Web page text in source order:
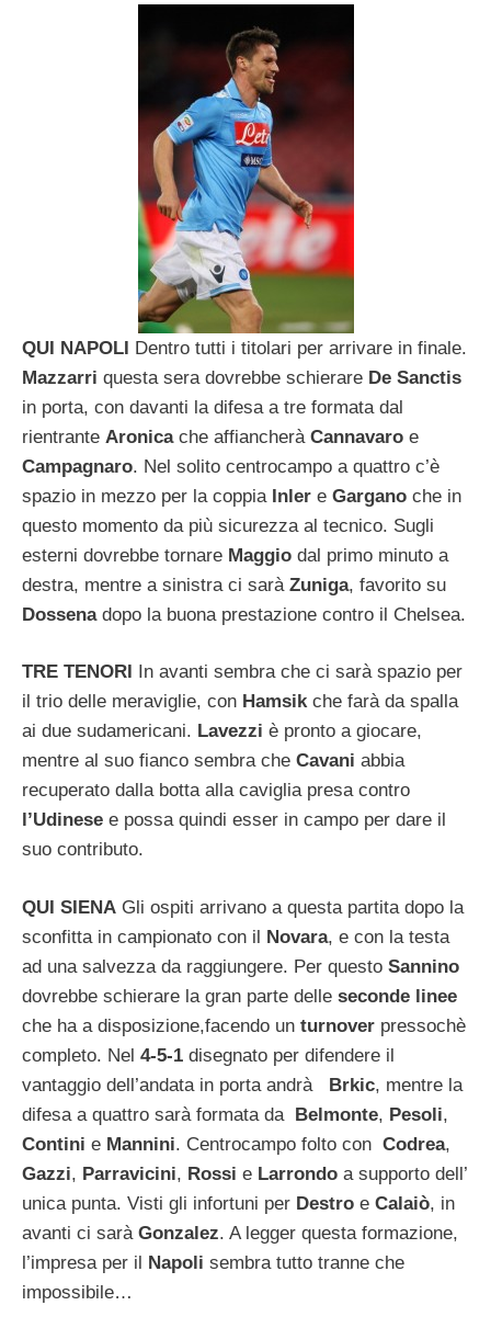
QUI NAPOLI Dentro tutti i titolari per arrivare in finale.
Mazzarri questa sera dovrebbe schierare De Sanctis
in porta, con davanti la difesa a tre formata dal
rientrante Aronicache affiancherà Cannavaro e
Campagnaro. Nel solito centrocampo a quattro c’è
spazio in mezzo per la coppia Inler e Gargano che in
questo momento da più sicurezza al tecnico. Sugli
esterni dovrebbe tornare Maggio dal primo minuto a
destra, mentre a sinistra ci sarà Zuniga, favorito su
Dossenadopo la buona prestazione contro il Chelsea.
TRE TENORI
In avanti sembra che ci sarà spazio per
il trio delle meraviglie, con Hamsikche farà da spalla
ai due sudamericani. Lavezzi è pronto a giocare,
mentre al suo fianco sembra che Cavani abbia
recuperato dalla botta alla caviglia presa contro
l’Udinese e possa quindi esser in campo per dare il
suo contributo.
QUI SIENA Gli ospiti arrivano a questa partita dopo la
sconfitta in campionato con il Novara, e con la testa
ad una salvezza da raggiungere. Per questo Sannino
dovrebbe schierare la gran parte delle seconde linee
che ha a disposizione,facendo un turnover pressochè
completo. Nel 4-5-1 disegnato per difendere il
vantaggio dell’andata in porta andrà Brkic, mentre la
difesa a quattro sarà formata da Belmonte, Pesoli,
Contini e Mannini. Centrocampo folto con Codrea,
Gazzi, Parravicini, Rossi e Larrondo a supporto dell’
unica punta. Visti gli infortuni per Destro e Calaiò, in
avanti ci sarà Gonzalez. A legger questa formazione,
l’impresa per il Napoli sembra tutto tranne che
impossibile…